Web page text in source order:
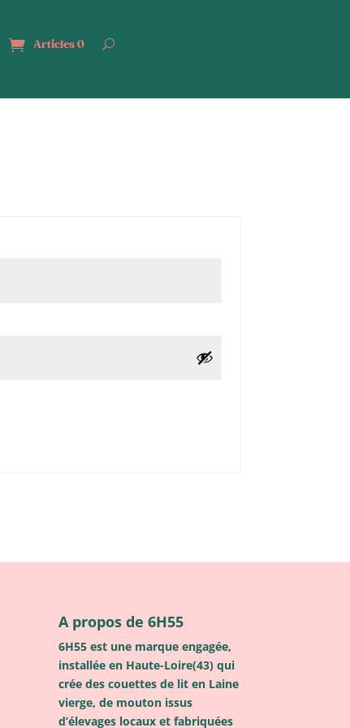
Articles 0
A propos de 6H55
6H55 est une marque engagée,
installée en Haute-Loire(43) qui
crée des couettes de lit en Laine
vierge, de mouton issus
d’élevages locaux et fabriquées